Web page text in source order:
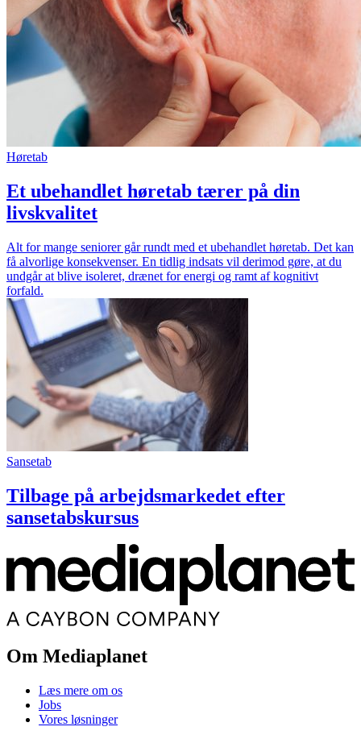
Høretab
Et ubehandlet høretab tærer på din
livskvalitet
Alt for mange seniorer går rundt med et ubehandlet høretab. Det kan
få alvorlige konsekvenser. En tidlig indsats vil derimod gøre, at du
undgår at blive isoleret, drænet for energi og ramt af kognitivt
forfald.
Sansetab
Tilbage på arbejdsmarkedet efter
sansetabskursus
Om Mediaplanet
Læs mere om os
Jobs
Vores løsninger